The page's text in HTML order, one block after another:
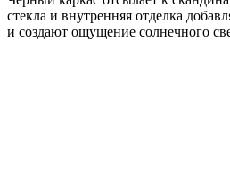
стекла и внутренняя отделка
и создают ощущение солнечного